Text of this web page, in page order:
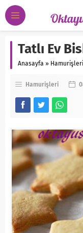
Tatlı Ev
Anasayfa » Hamurişleri
Hamurişleri